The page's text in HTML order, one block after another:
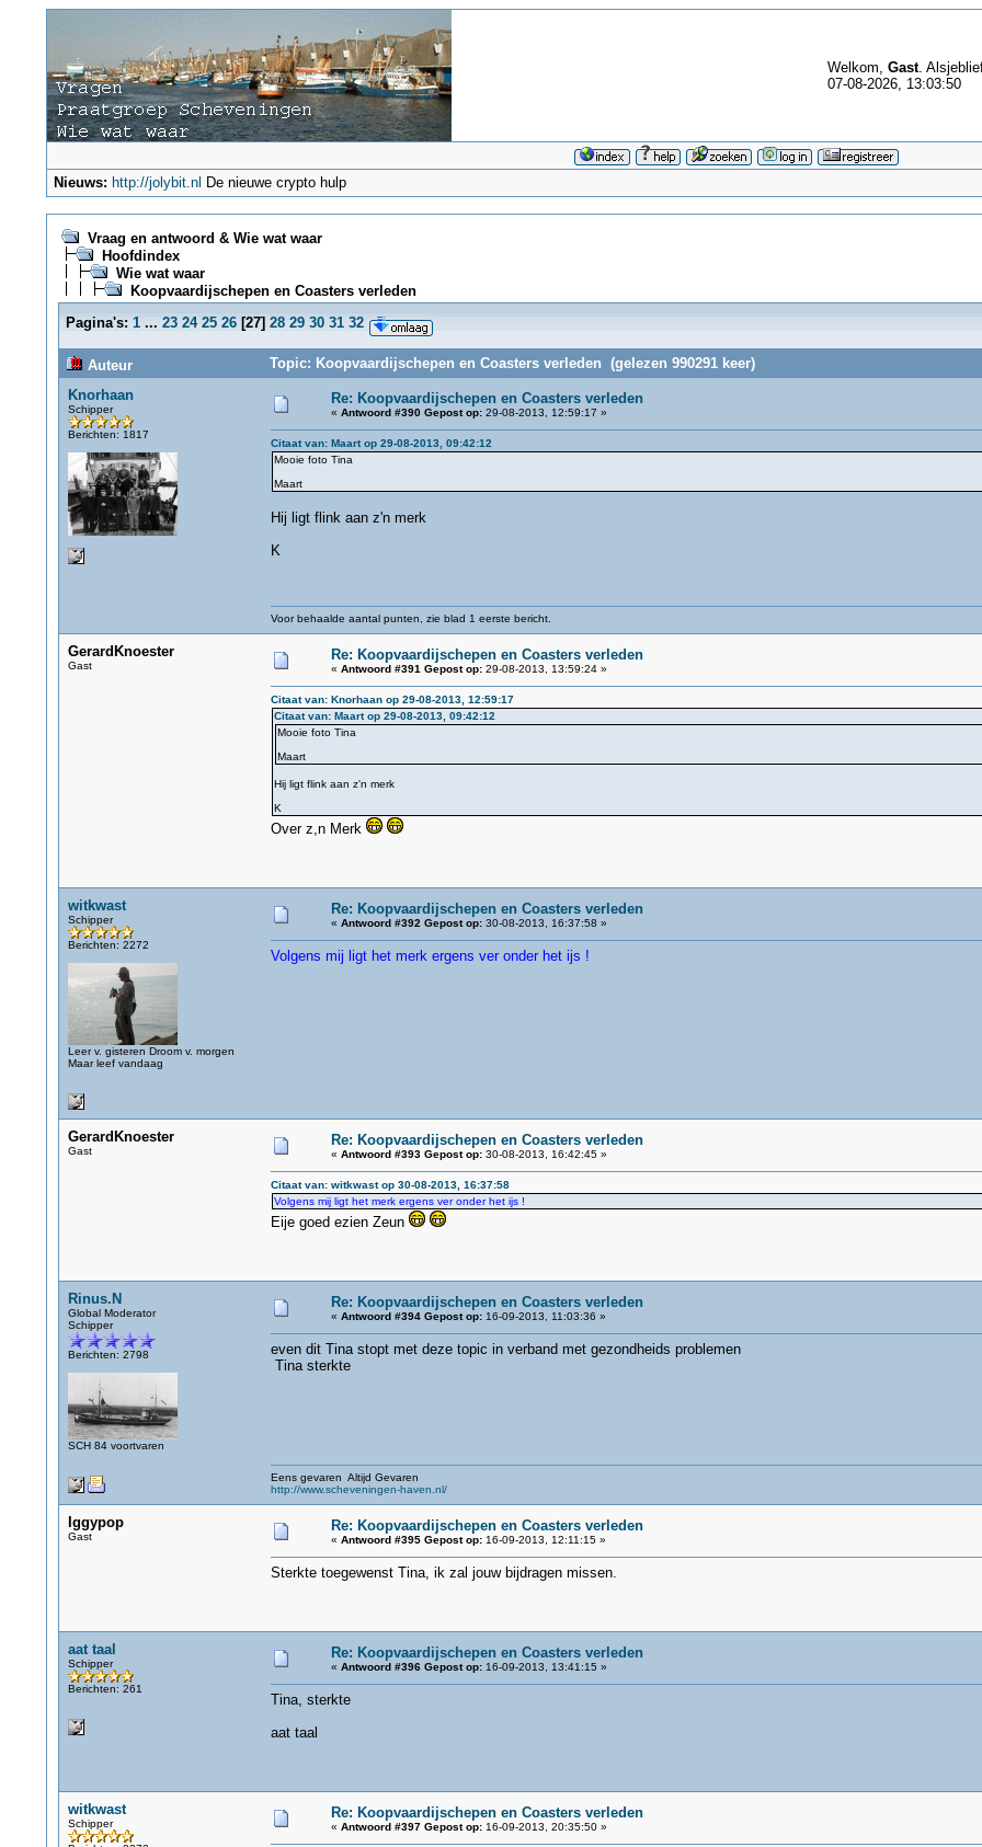
Welkom, Gast.
07-08-2026, 13:03:50
Nieuws: http://jolybit.nl De nieuwe crypto hulp
Vraag en antwoord & Wie wat waar
Hoofdindex
Wie wat waar
Koopvaardijschepen en Coasters verleden
Pagina's: 1 ... 23 24 25 26[27] 28 29 30 31 32
Auteur
Topic: Koopvaardijschepen en Coasters verleden (gelezen 990291 keer)
Knorhaan
Schipper
Berichten: 1817
Re: Koopvaardijschepen en Coasters verleden
« Antwoord #390 Gepost op:29-08-2013, 12:59:17 »
Citaat van: Maart op 29-08-2013, 09:42:12
Mooie foto Tina
Maart
Hij ligt flink aan z'n merk
K
Voor behaalde aantal punten, zie blad 1 eerste bericht.
GerardKnoester
Gast
Re: Koopvaardijschepen en Coasters verleden
« Antwoord #391 Gepost op:29-08-2013, 13:59:24 »
Citaat van: Knorhaan op 29-08-2013, 12:59:17
Citaat van: Maart op 29-08-2013, 09:42:12
Mooie foto Tina
Maart
Hij ligt flink aan z'n merk
K
Over z,n Merk
witkwast
Schipper
Berichten: 2272
Leer v. gisteren Droom v. morgen
Maar leef vandaag
Re: Koopvaardijschepen en Coasters verleden
« Antwoord #392 Gepost op:30-08-2013, 16:37:58 »
Volgens mij ligt het merk ergens ver onder het ijs !
GerardKnoester
Gast
Re: Koopvaardijschepen en Coasters verleden
« Antwoord #393 Gepost op:30-08-2013, 16:42:45 »
Citaat van: witkwast op 30-08-2013, 16:37:58
Volgens mij ligt het merk ergens ver onder het ijs !
Eije goed ezien Zeun
Rinus.N
Global Moderator
Schipper
Berichten: 2798
SCH 84 voortvaren
Re: Koopvaardijschepen en Coasters verleden
« Antwoord #394 Gepost op:16-09-2013, 11:03:36 »
even dit Tina stopt met deze topic in verband met gezondheids problemen
Tina sterkte
Eens gevaren Altijd Gevaren
http://www.scheveningen-haven.nl/
Iggypop
Gast
Re: Koopvaardijschepen en Coasters verleden
« Antwoord #395 Gepost op:16-09-2013, 12:11:15 »
Sterkte toegewenst Tina, ik zal jouw bijdragen missen.
aat taal
Schipper
Berichten: 261
Re: Koopvaardijschepen en Coasters verleden
« Antwoord #396 Gepost op:16-09-2013, 13:41:15 »
Tina, sterkte
aat taal
witkwast
Schipper
Re: Koopvaardijschepen en Coasters verleden
« Antwoord #397 Gepost op:16-09-2013, 20:35:50 »